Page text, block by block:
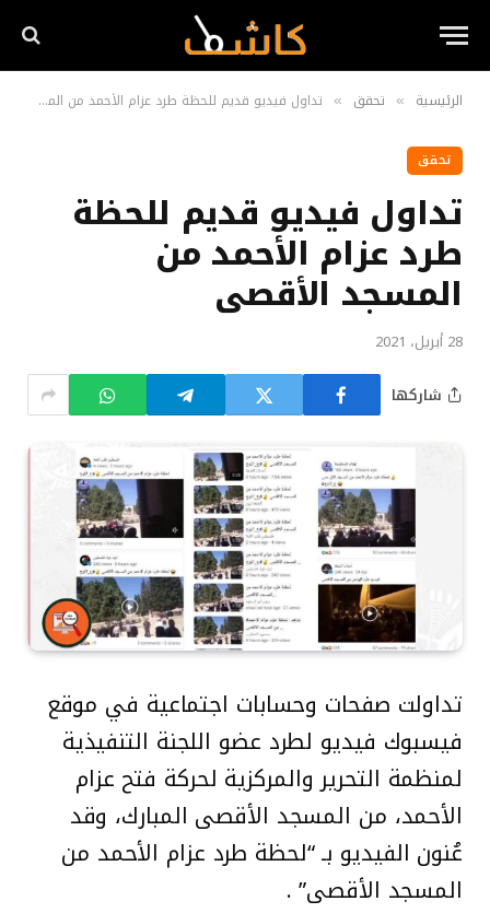
الرئيسية » تحقق » تداول فيديو قديم للحظة طرد عزام الأحمد من المسجد الأقصى
تحقق
تداول فيديو قديم للحظة
طرد عزام الأحمد من
المسجد الأقصى
28 أبريل، 2021
شاركها
تداولت صفحات وحسابات اجتماعية في موقع
فيسبوك فيديو لطرد عضو اللجنة التنفيذية
لمنظمة التحرير والمركزية لحركة فتح عزام
الأحمد، من المسجد الأقصى المبارك، وقد
عُنون الفيديو بـ “لحظة طرد عزام الأحمد من
المسجد الأقصى” .